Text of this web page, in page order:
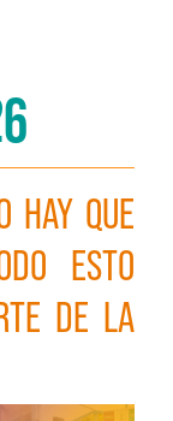
HAY QUE
ESTO
DE LA